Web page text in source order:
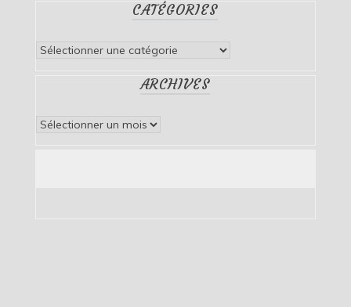
CATÉGORIES
Catégories
ARCHIVES
Archives